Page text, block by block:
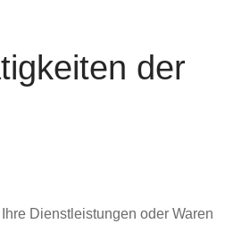
der
Dienstleistungen oder Waren